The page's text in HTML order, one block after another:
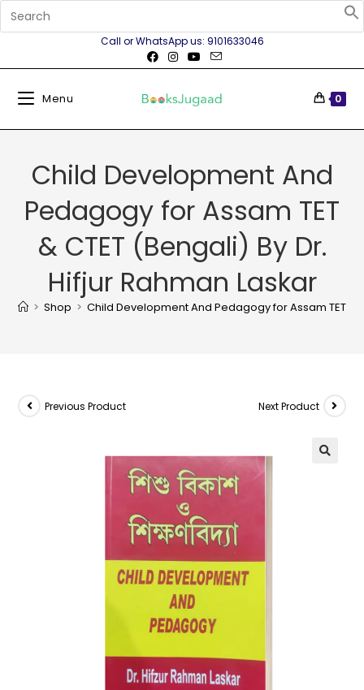
Call or WhatsApp us: 9101633046
Menu 0
Child Development And
Pedagogy for Assam TET
& CTET (Bengali) By Dr.
Hifjur Rahman Laskar
> Shop > Child Development And Pedagogy for Assam TET &
Previous Product Next Product